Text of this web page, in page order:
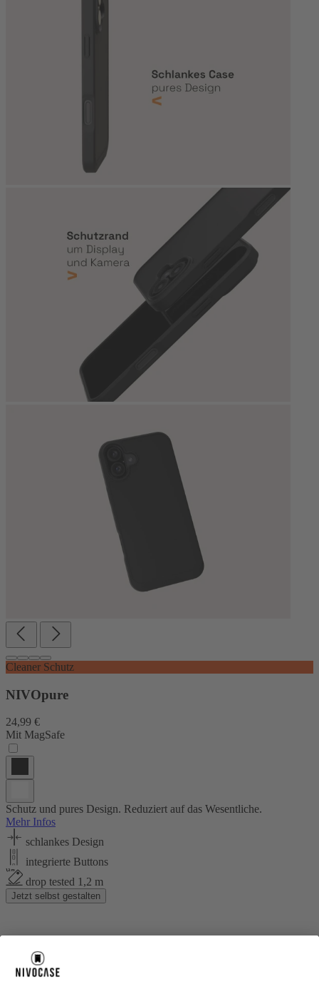
Cleaner Schutz
NIVOpure
24,99 €
Mit MagSafe
Schutz und pures Design. Reduziert auf das Wesentliche.
Mehr Infos
schlankes Design
integrierte Buttons
drop tested 1,2 m
Jetzt selbst gestalten
About NIVOCASE
Geschäftskunden